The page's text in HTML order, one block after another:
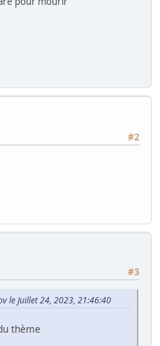
#2
#3
le Juillet 24, 2023, 21:46:40
thème